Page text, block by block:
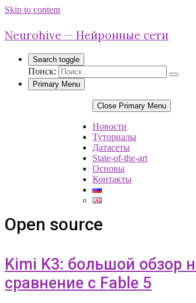
Skip to content
Neurohive — Нейронные сети
Search toggle
Поиск:
Primary Menu
Close Primary Menu
Новости
Туториалы
Датасеты
State-of-the-art
Основы
Контакты
Open source
Kimi K3: большой обзор
сравнение с Fable 5